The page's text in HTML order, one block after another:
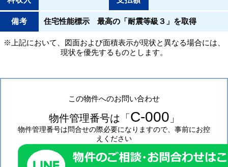
備考 住宅性能標示 最高の「耐震等級３」を取得
※上記において、図面および面積表示が現状と異なる場合には、
現状を優先するものとします。
この物件へのお問い合わせ
物件管理番号は「 C-000 」
物件管理番号は問合せの際必要になりますので、事前にお控
えください